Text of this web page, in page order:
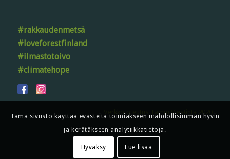
#rakkaudenmetsä
#loveforestfinland
#ilmastotoivo
#climatehope
Verkkototeutus TammiViestintä 2020
Tämä sivusto käyttää evästeitä toimiakseen mahdollisimman hyvin
ja kerätäkseen analytiikkatietoja.
Hyväksy Lue lisää